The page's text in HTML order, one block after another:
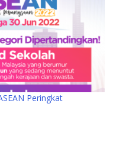
Peringkat